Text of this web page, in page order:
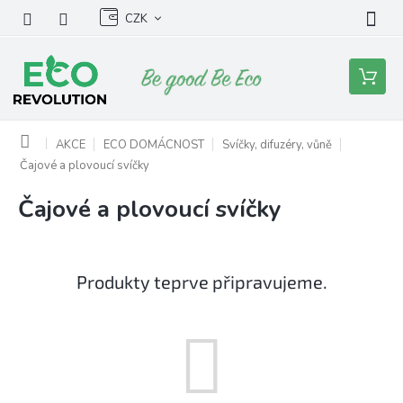
obsah
CZK
Nákupní
košík
Domů AKCE ECO DOMÁCNOST
Svíčky, difuzéry, vůně
Čajové a plovoucí svíčky
Čajové a plovoucí svíčky
Produkty teprve připravujeme.